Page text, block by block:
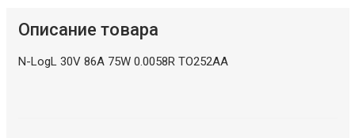
Описание товара
N-LogL 30V 86A 75W 0.0058R TO252AA